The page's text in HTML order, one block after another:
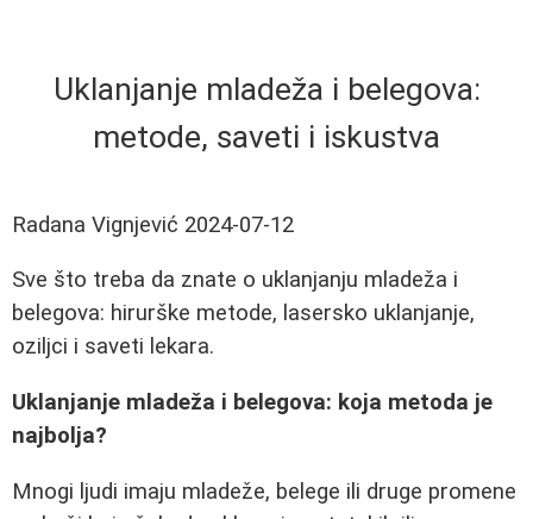
Uklanjanje mladeža i belegova:
metode, saveti i iskustva
Radana Vignjević 2024-07-12
Sve što treba da znate o uklanjanju mladeža i
belegova: hirurške metode, lasersko uklanjanje,
oziljci i saveti lekara.
Uklanjanje mladeža i belegova: koja metoda je
najbolja?
Mnogi ljudi imaju mladeže, belege ili druge promene